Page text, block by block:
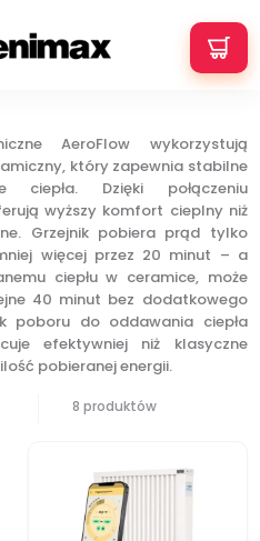
elektryczne
grzejniki ceramiczne
AeroFlow wykorzystują
który zapewnia stabilne
ciepła. Dzięki połączeniu
wyższy komfort cieplny niż
Grzejnik pobiera prąd tylko
więcej przez 20 minut – a
ciepłu w ceramice, może
40 minut bez dodatkowego
poboru do oddawania ciepła
efektywniej niż klasyczne
pobieranej energii.
8 produktów